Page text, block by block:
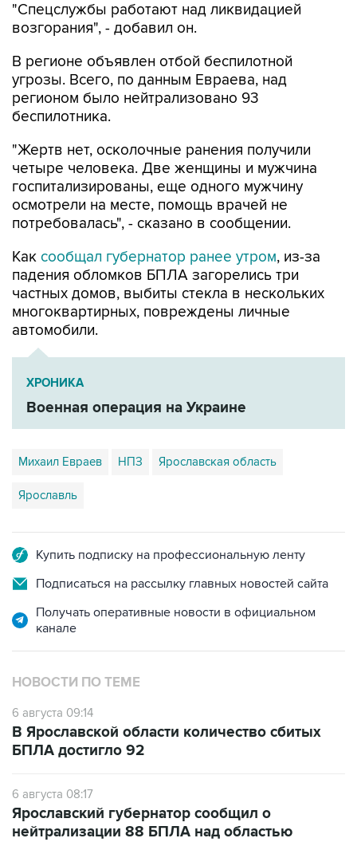
"Спецслужбы работают над ликвидацией
возгорания", - добавил он.
В регионе объявлен отбой беспилотной
угрозы. Всего, по данным Евраева, над
регионом было нейтрализовано 93
беспилотника.
"Жертв нет, осколочные ранения получили
четыре человека. Две женщины и мужчина
госпитализированы, еще одного мужчину
осмотрели на месте, помощь врачей не
потребовалась", - сказано в сообщении.
Как сообщал губернатор ранее утром, из-за
падения обломков БПЛА загорелись три
частных домов, выбиты стекла в нескольких
многоквартирных, повреждены личные
автомобили.
ХРОНИКА
Военная операция на Украине
Михаил Евраев НПЗ Ярославская область
Ярославль
Купить подписку на профессиональную ленту
Подписаться на рассылку главных новостей сайта
Получать оперативные новости в официальном
канале
НОВОСТИ ПО ТЕМЕ
6 августа 09:14
В Ярославской области количество сбитых
БПЛА достигло 92
6 августа 08:17
Ярославский губернатор сообщил о
нейтрализации 88 БПЛА над областью